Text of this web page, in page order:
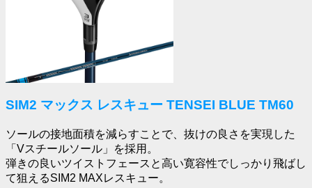
SIM2 マックス レスキュー TENSEI BLUE TM60
ソールの接地面積を減らすことで、抜けの良さを実現した
「Vスチールソール」を採用。
弾きの良いツイストフェースと高い寛容性でしっかり飛ばし
て狙えるSIM2 MAXレスキュー。